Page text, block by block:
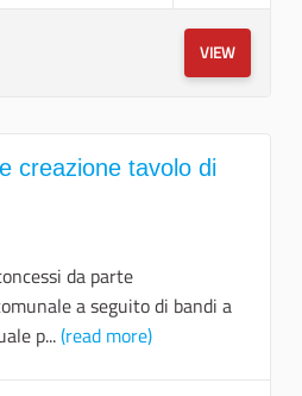
VIEW
creazione tavolo di
da parte
a seguito di bandi a
p...(read more)